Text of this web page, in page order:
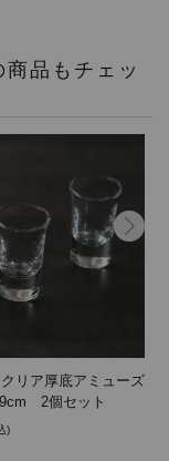
品もチェッ
リア厚底アミューズ
2個セット
)